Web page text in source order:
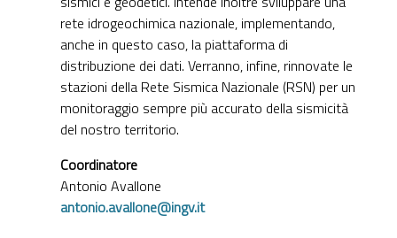
rete idrogeochimica nazionale, implementando,
anche in questo caso, la piattaforma di
distribuzione dei dati. Verranno, infine, rinnovate le
stazioni della Rete Sismica Nazionale (RSN) per un
monitoraggio sempre più accurato della sismicità
del nostro territorio.
Coordinatore
Antonio Avallone
antonio.avallone@ingv.it